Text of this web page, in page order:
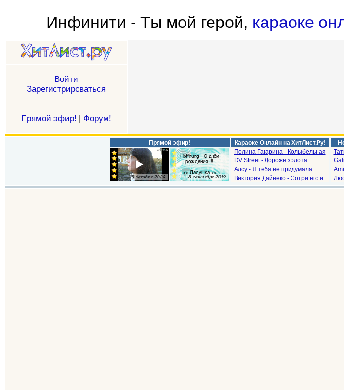
Инфинити - Ты мой герой, караоке
Войти
Зарегистрироваться
Прямой эфир! | Форум!
Прямой эфир!
Караоке Онлайн на ХитЛист.Ру!
Полина Гагарина - Колыбельная
DV Street - Дороже золота
Алсу - Я тебя не придумала
Виктория Дайнеко - Сотри его и...